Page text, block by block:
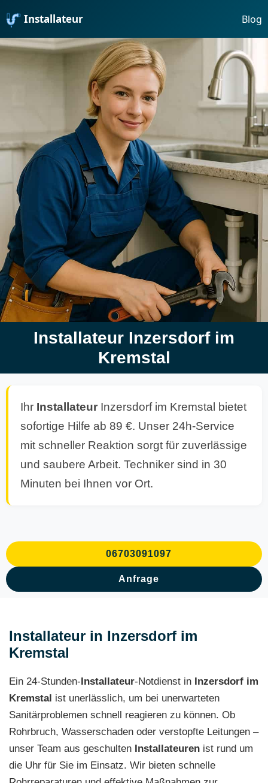
Installateur Blog
Installateur Inzersdorf im
Kremstal
Ihr Installateur Inzersdorf im Kremstal bietet
sofortige Hilfe ab 89 €. Unser 24h-Service
mit schneller Reaktion sorgt für zuverlässige
und saubere Arbeit. Techniker sind in 30
Minuten bei Ihnen vor Ort.
06703091097
Anfrage
Installateur in Inzersdorf im
Kremstal
Ein 24-Stunden-Installateur-Notdienst in Inzersdorf im
Kremstal ist unerlässlich, um bei unerwarteten
Sanitärproblemen schnell reagieren zu können. Ob
Rohrbruch, Wasserschaden oder verstopfte Leitungen –
unser Team aus geschulten Installateuren ist rund um
die Uhr für Sie im Einsatz. Wir bieten schnelle